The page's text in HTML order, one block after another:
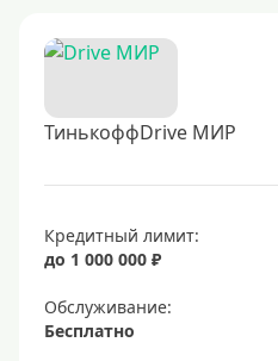
ТинькоффDrive МИР
Кредитный лимит:
до 1 000 000 ₽
Обслуживание:
Бесплатно